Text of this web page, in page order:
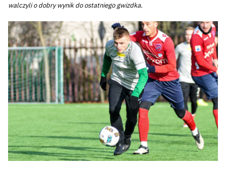
walczyli o dobry wynik do ostatniego gwizdka.